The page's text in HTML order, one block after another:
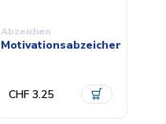
Abzeichen
Motivationsabzeichen
CHF 3.25